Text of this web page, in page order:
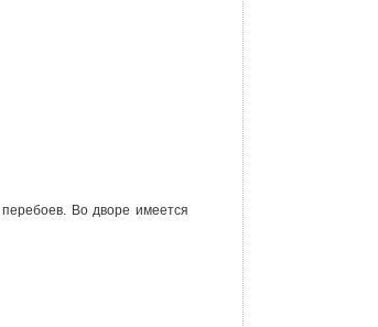
Во дворе имеется